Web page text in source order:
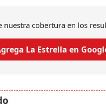
nuestra cobertura en los
La Estrella en